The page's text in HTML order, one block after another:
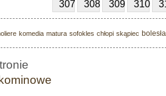
307 308 309 310
komedia matura sofokles chłopi skąpiec